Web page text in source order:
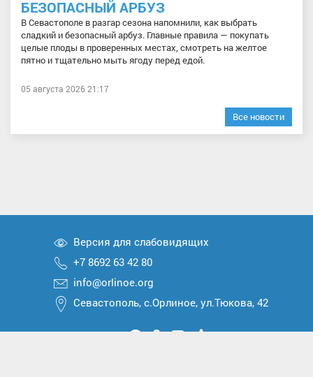
БЕЗОПАСНЫЙ АРБУЗ
В Севастополе в разгар сезона напомнили, как выбрать
сладкий и безопасный арбуз. Главные правила — покупать
целые плоды в проверенных местах, смотреть на желтое
пятно и тщательно мыть ягоду перед едой.
05 августа 2026 21:17
Все новости
Версия для слабовидящих
+7 8692 63 42 80
info@orlinoe.org
Севастополь, с.Орлиное, ул.Тюкова, 42
МыМыМыМыМы